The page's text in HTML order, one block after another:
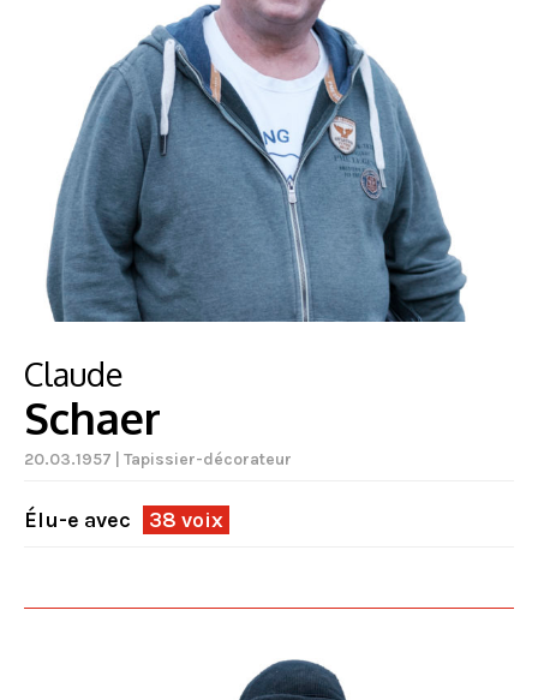
Claude
Schaer
20.03.1957 | Tapissier-décorateur
Élu-e avec 38 voix